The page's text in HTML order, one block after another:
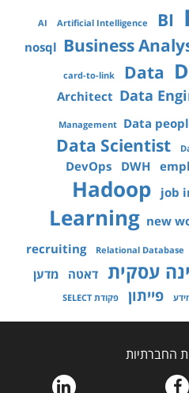
AI Artificial Intelligence BI
nosql Business
card-to-link Data
Architect Data
Management Data
Data Scientist
DevOps DWH
Hadoop job
Learning new
recruiting Relational Database
עסקית דאטה
מדען
פייתון פקודת SELECT
החברתיות